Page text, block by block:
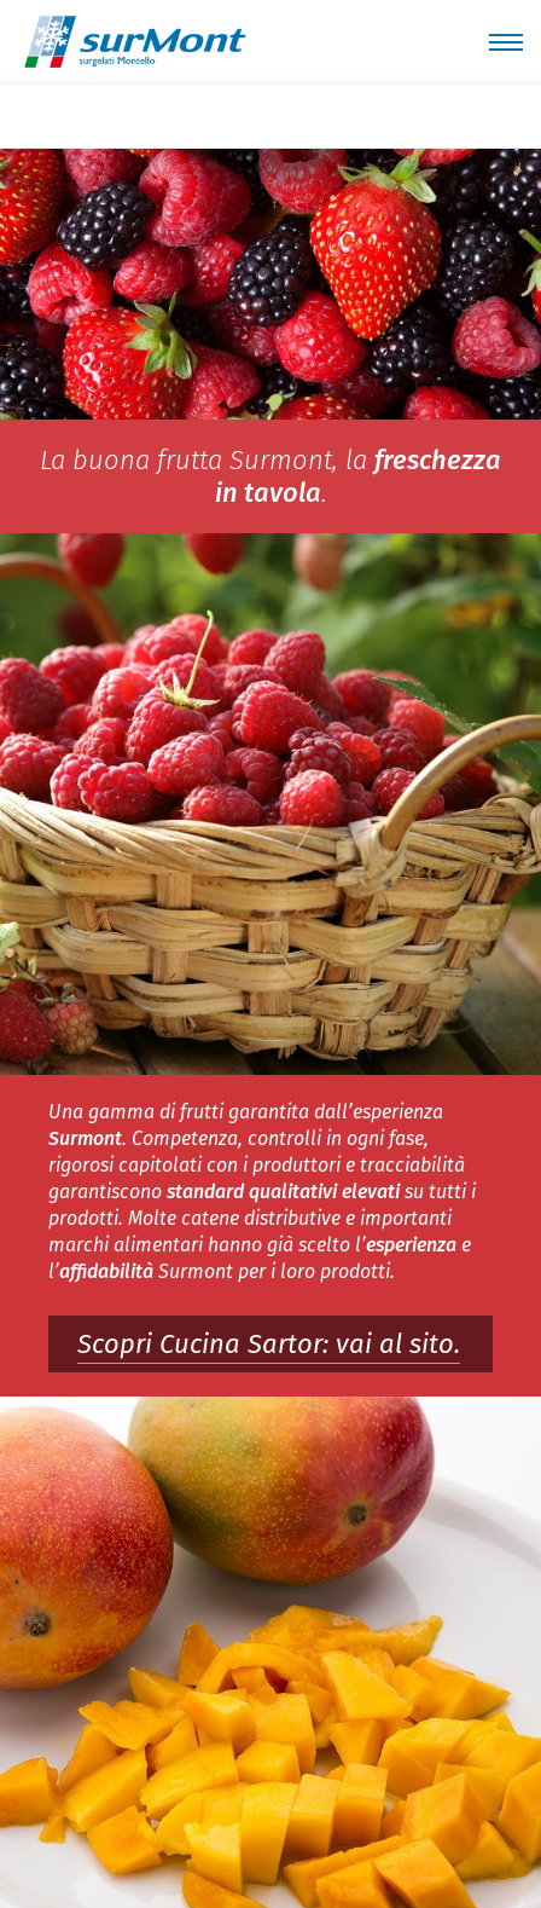
La buona frutta Surmont, la freschezza
in tavola.
Una gamma di frutti garantita dall’esperienza
Surmont. Competenza, controlli in ogni fase,
rigorosi capitolati con i produttori e tracciabilità
garantiscono standard qualitativi elevatisu tutti i
prodotti. Molte catene distributive e importanti
marchi alimentari hanno già scelto l’esperienza e
l’affidabilità Surmont per i loro prodotti.
Scopri Cucina Sartor: vai al sito.